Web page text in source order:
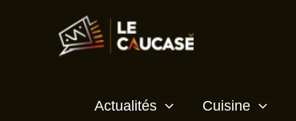
Actualités Cuisine